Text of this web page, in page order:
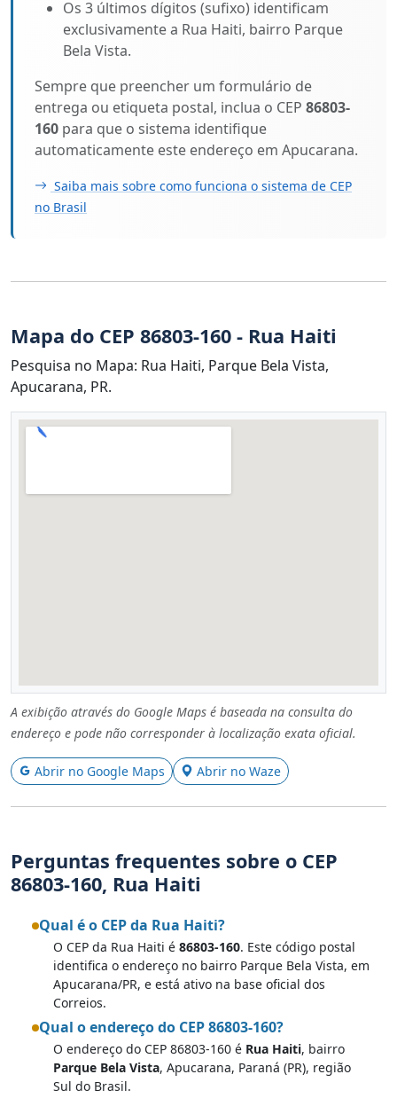
Os 3 últimos dígitos (sufixo) identificam
exclusivamente a Rua Haiti, bairro Parque
Bela Vista.
Sempre que preencher um formulário de
entrega ou etiqueta postal, inclua o CEP 86803-
160 para que o sistema identifique
automaticamente este endereço em Apucarana.
Saiba mais sobre como funciona o sistema de CEP
no Brasil
Mapa do CEP 86803-160 - Rua Haiti
Pesquisa no Mapa: Rua Haiti, Parque Bela Vista,
Apucarana, PR.
A exibição através do Google Maps é baseada na consulta do
endereço e pode não corresponder à localização exata oficial.
Abrir no Google Maps Abrir no Waze
Perguntas frequentes sobre o CEP
86803-160, Rua Haiti
Qual é o CEP da Rua Haiti?
O CEP da Rua Haiti é 86803-160. Este código postal
identifica o endereço no bairro Parque Bela Vista, em
Apucarana/PR, e está ativo na base oficial dos
Correios.
Qual o endereço do CEP 86803-160?
O endereço do CEP 86803-160 é Rua Haiti, bairro
Parque Bela Vista, Apucarana, Paraná (PR), região
Sul do Brasil.